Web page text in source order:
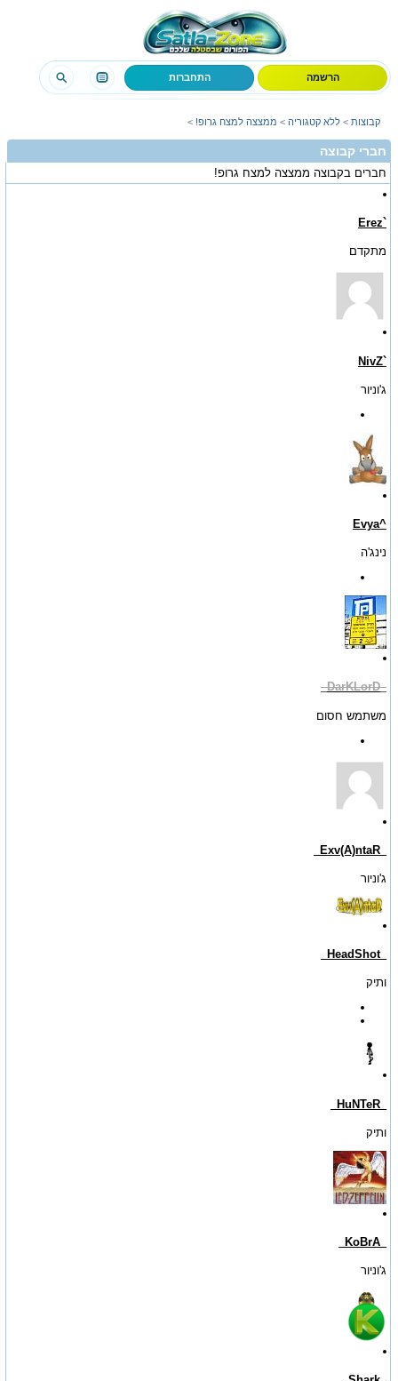
הרשמה התחברות
קבוצות > ללא קטגוריה > ממצצה למצח גרופ! >
חברי קבוצה
חברים בקבוצה ממצצה למצח גרופ!
`Erez
מתקדם
`NivZ
ג'וניור
^Evya
נינג'ה
_DarKLorD_
משתמש חסום
ג'וניור
_HeadShot_
ותיק
ותיק
ג'וניור